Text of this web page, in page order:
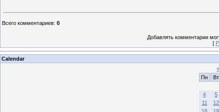
Всего комментариев: 0
Добавлять комментарии
[
Calendar
«
Пн
Вт
4
5
11
12